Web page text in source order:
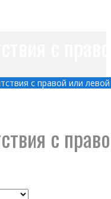
с правой или
с